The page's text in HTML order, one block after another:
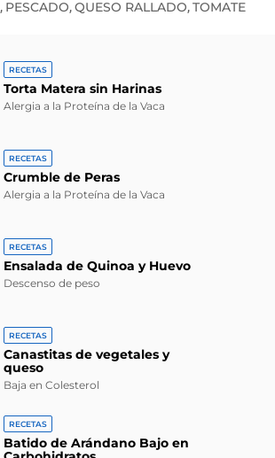
, PESCADO,QUESO RALLADO,TOMATE
RECETAS
Torta Matera sin Harinas
Alergia a la Proteína de la Vaca
RECETAS
Crumble de Peras
Alergia a la Proteína de la Vaca
RECETAS
Ensalada de Quinoa y Huevo
Descenso de peso
RECETAS
Canastitas de vegetales y
queso
Baja en Colesterol
RECETAS
Batido de Arándano Bajo en